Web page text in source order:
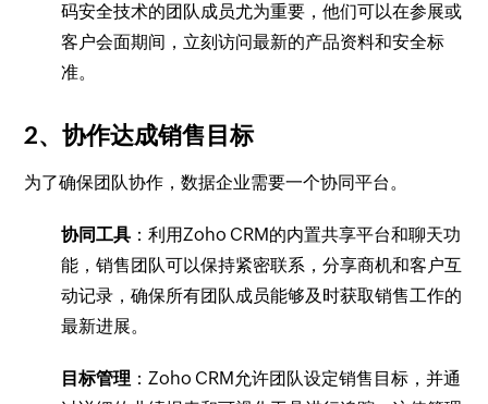
码安全技术的团队成员尤为重要，他们可以在参展或
客户会面期间，立刻访问最新的产品资料和安全标
准。
2、协作达成销售目标
为了确保团队协作，数据企业需要一个协同平台。
协同工具 ：利用Zoho CRM的内置共享平台和聊天功
能，销售团队可以保持紧密联系，分享商机和客户互
动记录，确保所有团队成员能够及时获取销售工作的
最新进展。
目标管理 ：Zoho CRM允许团队设定销售目标，并通